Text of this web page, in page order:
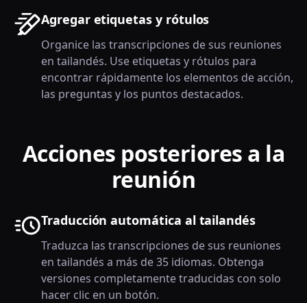
Agregar etiquetas y rótulos
Organice las transcripciones de sus reuniones
en tailandés. Use etiquetas y rótulos para
encontrar rápidamente los elementos de acción,
las preguntas y los puntos destacados.
Acciones posteriores a la
reunión
Traducción automática al tailandés
Traduzca las transcripciones de sus reuniones
en tailandés a más de 35 idiomas. Obtenga
versiones completamente traducidas con solo
hacer clic en un botón.